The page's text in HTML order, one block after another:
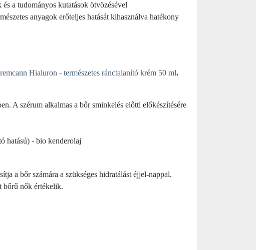
és a tudományos kutatások ötvözésével
anyagok erőteljes hatását kihasználva hatékony
Hialuron - természetes ránctalanító krém 50 ml.
A szérum alkalmas a bőr sminkelés előtti előkészítésére
hatású) - bio kenderolaj
a bőr számára a szükséges hidratálást éjjel-nappal.
bőrű nők értékelik.